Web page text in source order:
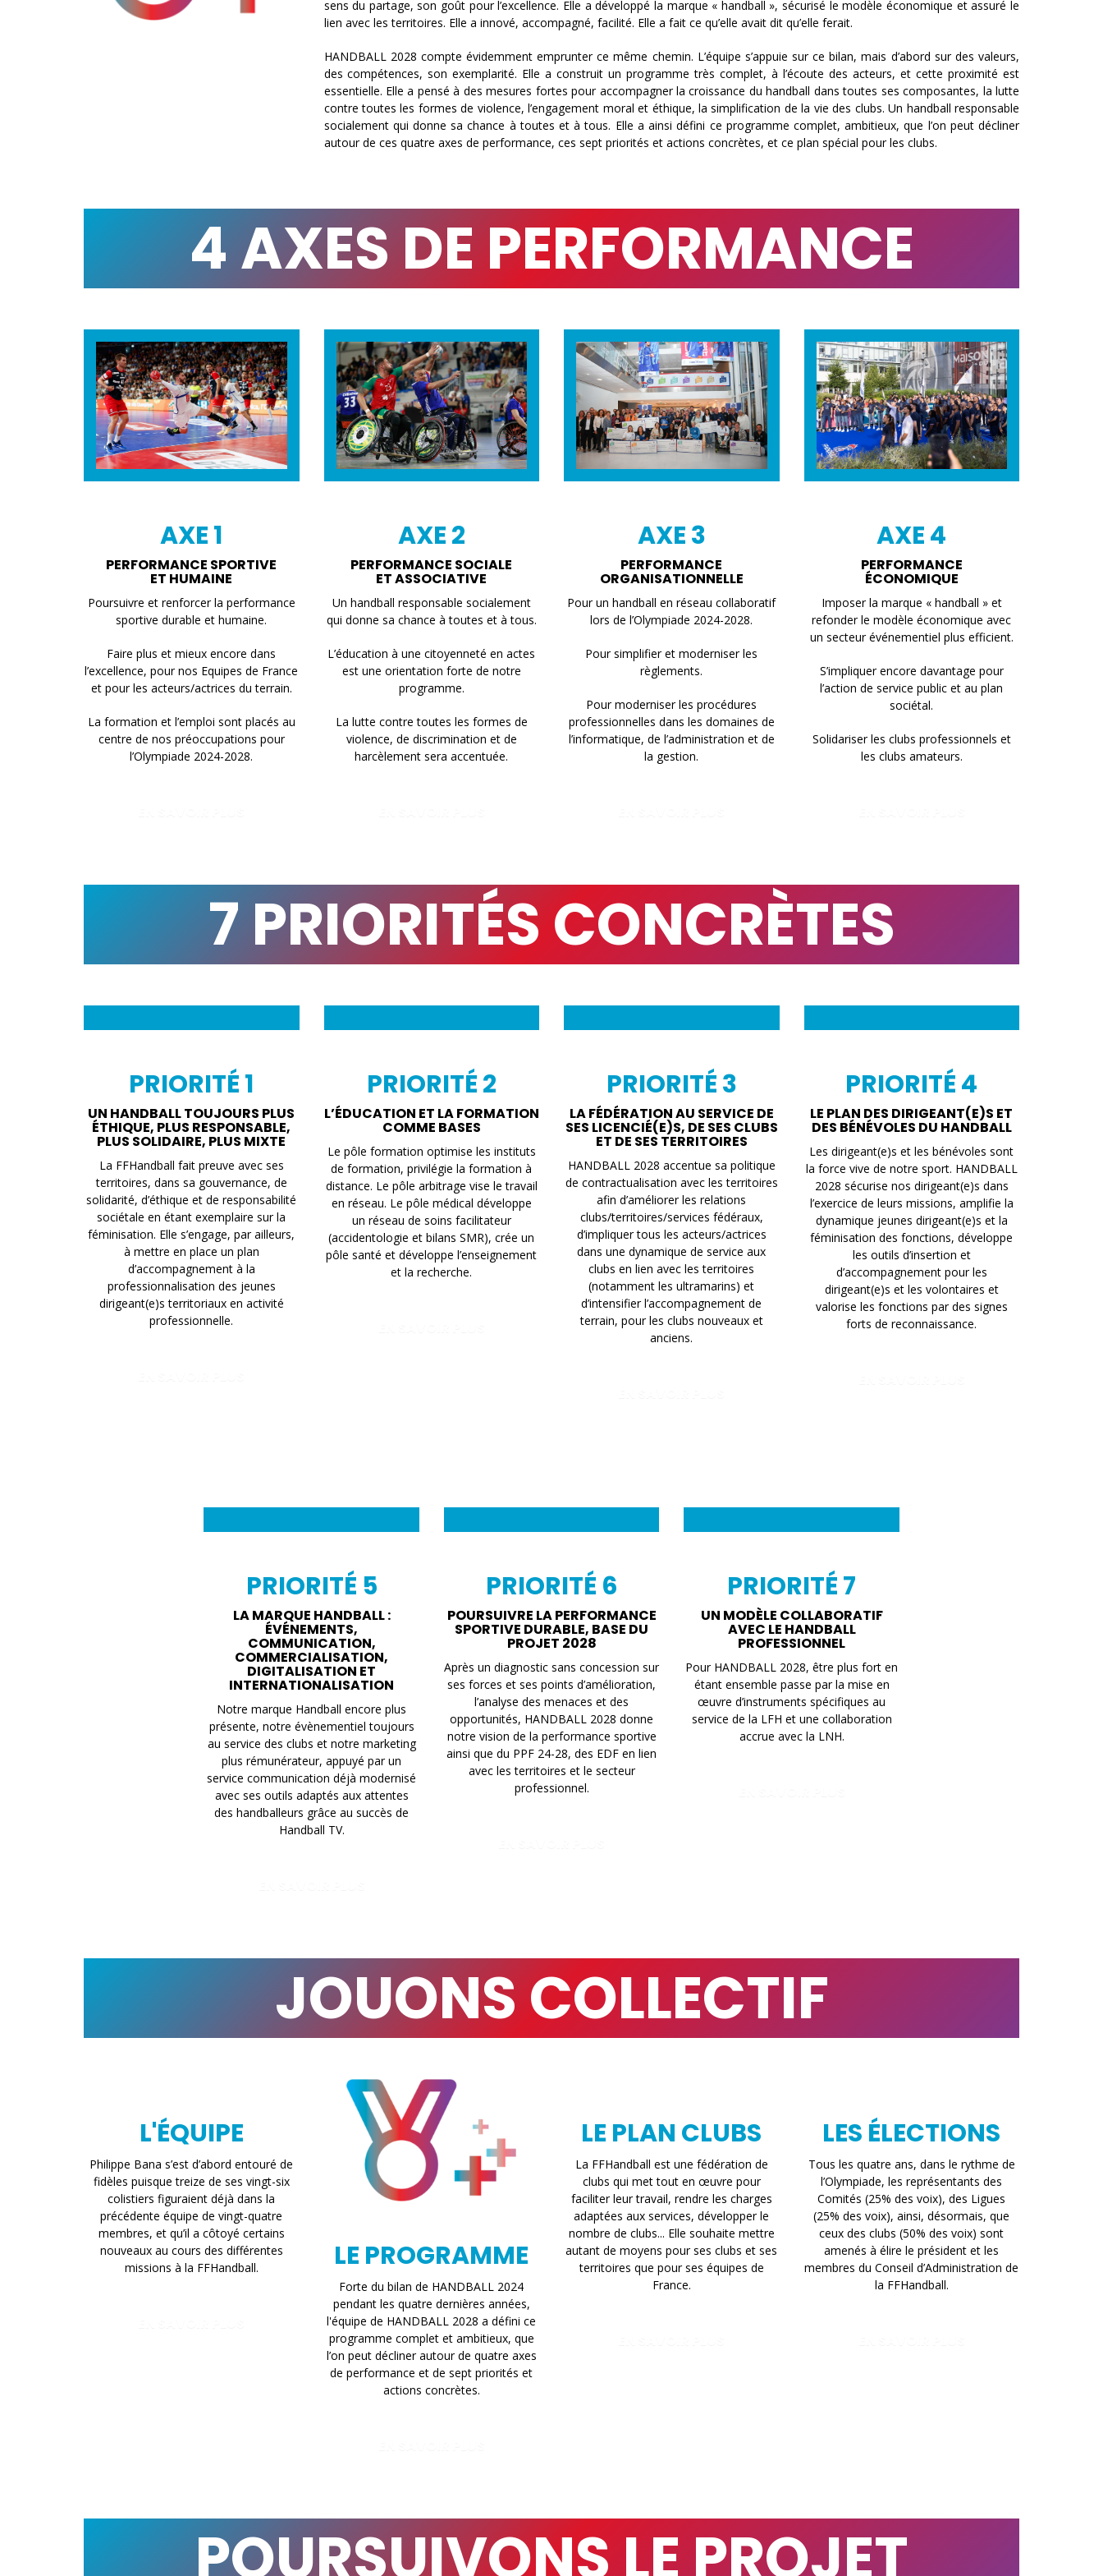
sens du partage, son goût pour l’excellence. Elle a développé la marque « handball », sécurisé le modèle économique et assuré le
lien avec les territoires. Elle a innové, accompagné, facilité. Elle a fait ce qu’elle avait dit qu’elle ferait.
HANDBALL 2028 compte évidemment emprunter ce même chemin. L’équipe s’appuie sur ce bilan, mais d’abord sur des valeurs,
des compétences, son exemplarité. Elle a construit un programme très complet, à l’écoute des acteurs, et cette proximité est
essentielle. Elle a pensé à des mesures fortes pour accompagner la croissance du handball dans toutes ses composantes, la lutte
contre toutes les formes de violence, l’engagement moral et éthique, la simplification de la vie des clubs. Un handball responsable
socialement qui donne sa chance à toutes et à tous. Elle a ainsi défini ce programme complet, ambitieux, que l’on peut décliner
autour de ces quatre axes de performance, ces sept priorités et actions concrètes, et ce plan spécial pour les clubs.
4 AXES DE PERFORMANCE
AXE 1
PERFORMANCE SPORTIVE
ET HUMAINE
Poursuivre et renforcer la performance
sportive durable et humaine.
Faire plus et mieux encore dans
l’excellence, pour nos Equipes de France
et pour les acteurs/actrices du terrain.
La formation et l’emploi sont placés au
centre de nos préoccupations pour
l’Olympiade 2024-2028.
AXE 2
PERFORMANCE SOCIALE
ET ASSOCIATIVE
Un handball responsable socialement
qui donne sa chance à toutes et à tous.
L’éducation à une citoyenneté en actes
est une orientation forte de notre
programme.
La lutte contre toutes les formes de
violence, de discrimination et de
harcèlement sera accentuée.
AXE 3
PERFORMANCE
ORGANISATIONNELLE
Pour un handball en réseau collaboratif
lors de l’Olympiade 2024-2028.
Pour simplifier et moderniser les
règlements.
Pour moderniser les procédures
professionnelles dans les domaines de
l’informatique, de l’administration et de
la gestion.
AXE 4
PERFORMANCE
ÉCONOMIQUE
Imposer la marque « handball » et
refonder le modèle économique avec
un secteur événementiel plus efficient.
S’impliquer encore davantage pour
l’action de service public et au plan
sociétal.
Solidariser les clubs professionnels et
les clubs amateurs.
7 PRIORITÉS CONCRÈTES
PRIORITÉ 1
UN HANDBALL TOUJOURS PLUS
ÉTHIQUE, PLUS RESPONSABLE,
PLUS SOLIDAIRE, PLUS MIXTE
La FFHandball fait preuve avec ses
territoires, dans sa gouvernance, de
solidarité, d’éthique et de responsabilité
sociétale en étant exemplaire sur la
féminisation. Elle s’engage, par ailleurs,
à mettre en place un plan
d’accompagnement à la
professionnalisation des jeunes
dirigeant(e)s territoriaux en activité
professionnelle.
PRIORITÉ 2
L’ÉDUCATION ET LA FORMATION
COMME BASES
Le pôle formation optimise les instituts
de formation, privilégie la formation à
distance. Le pôle arbitrage vise le travail
en réseau. Le pôle médical développe
un réseau de soins facilitateur
(accidentologie et bilans SMR), crée un
pôle santé et développe l’enseignement
et la recherche.
PRIORITÉ 3
LA FÉDÉRATION AU SERVICE DE
SES LICENCIÉ(E)S, DE SES CLUBS
ET DE SES TERRITOIRES
HANDBALL 2028 accentue sa politique
de contractualisation avec les territoires
afin d’améliorer les relations
clubs/territoires/services fédéraux,
d’impliquer tous les acteurs/actrices
dans une dynamique de service aux
clubs en lien avec les territoires
(notamment les ultramarins) et
d’intensifier l’accompagnement de
terrain, pour les clubs nouveaux et
anciens.
PRIORITÉ 4
LE PLAN DES DIRIGEANT(E)S ET
DES BÉNÉVOLES DU HANDBALL
Les dirigeant(e)s et les bénévoles sont
la force vive de notre sport. HANDBALL
2028 sécurise nos dirigeant(e)s dans
l’exercice de leurs missions, amplifie la
dynamique jeunes dirigeant(e)s et la
féminisation des fonctions, développe
les outils d’insertion et
d’accompagnement pour les
dirigeant(e)s et les volontaires et
valorise les fonctions par des signes
forts de reconnaissance.
PRIORITÉ 5
LA MARQUE HANDBALL :
ÉVÉNEMENTS,
COMMUNICATION,
COMMERCIALISATION,
DIGITALISATION ET
INTERNATIONALISATION
Notre marque Handball encore plus
présente, notre évènementiel toujours
au service des clubs et notre marketing
plus rémunérateur, appuyé par un
service communication déjà modernisé
avec ses outils adaptés aux attentes
des handballeurs grâce au succès de
Handball TV.
PRIORITÉ 6
POURSUIVRE LA PERFORMANCE
SPORTIVE DURABLE, BASE DU
PROJET 2028
Après un diagnostic sans concession sur
ses forces et ses points d’amélioration,
l’analyse des menaces et des
opportunités, HANDBALL 2028 donne
notre vision de la performance sportive
ainsi que du PPF 24-28, des EDF en lien
avec les territoires et le secteur
professionnel.
PRIORITÉ 7
UN MODÈLE COLLABORATIF
AVEC LE HANDBALL
PROFESSIONNEL
Pour HANDBALL 2028, être plus fort en
étant ensemble passe par la mise en
œuvre d’instruments spécifiques au
service de la LFH et une collaboration
accrue avec la LNH.
JOUONS COLLECTIF
L'ÉQUIPE
Philippe Bana s’est d’abord entouré de
fidèles puisque treize de ses vingt-six
colistiers figuraient déjà dans la
précédente équipe de vingt-quatre
membres, et qu’il a côtoyé certains
nouveaux au cours des différentes
missions à la FFHandball.
LE PROGRAMME
Forte du bilan de HANDBALL 2024
pendant les quatre dernières années,
l'équipe de HANDBALL 2028 a défini ce
programme complet et ambitieux, que
l’on peut décliner autour de quatre axes
de performance et de sept priorités et
actions concrètes.
LE PLAN CLUBS
La FFHandball est une fédération de
clubs qui met tout en œuvre pour
faciliter leur travail, rendre les charges
adaptées aux services, développer le
nombre de clubs... Elle souhaite mettre
autant de moyens pour ses clubs et ses
territoires que pour ses équipes de
France.
LES ÉLECTIONS
Tous les quatre ans, dans le rythme de
l’Olympiade, les représentants des
Comités (25% des voix), des Ligues
(25% des voix), ainsi, désormais, que
ceux des clubs (50% des voix) sont
amenés à élire le président et les
membres du Conseil d’Administration de
la FFHandball.
POURSUIVONS LE PROJET